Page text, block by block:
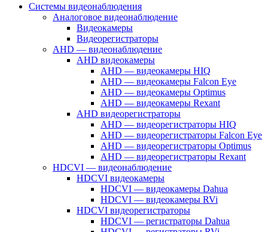
Системы видеонаблюдения
Аналоговое видеонаблюдение
Видеокамеры
Видеорегистраторы
AHD — видеонаблюдение
AHD видеокамеры
AHD — видеокамеры HIQ
AHD — видеокамеры Falcon Eye
AHD — видеокамеры Optimus
AHD — видеокамеры Rexant
AHD видеорегистраторы
AHD — видеорегистраторы HIQ
AHD — видеорегистраторы Falcon Eye
AHD — видеорегистраторы Optimus
AHD — видеорегистраторы Rexant
HDCVI — видеонаблюдение
HDCVI видеокамеры
HDCVI — видеокамеры Dahua
HDCVI — видеокамеры RVi
HDCVI видеорегистраторы
HDCVI — регистраторы Dahua